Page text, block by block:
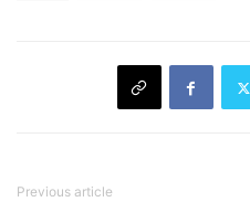
Previous article